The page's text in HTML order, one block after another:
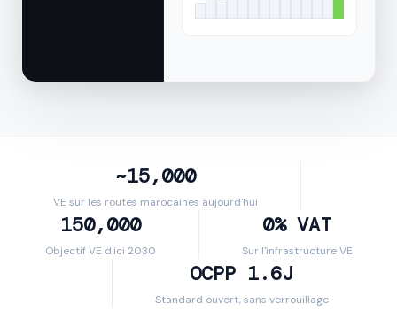
~15,000
VE sur les routes marocaines aujourd'hui
150,000
Objectif VE d'ici 2030
0% VAT
Sur l'infrastructure VE
OCPP 1.6J
Standard ouvert, sans verrouillage